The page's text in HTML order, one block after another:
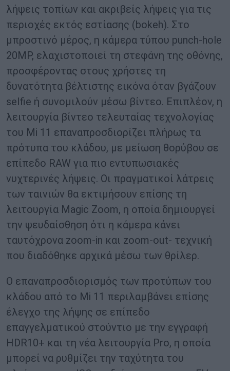
λήψεις τοπίων και ακριβείς λήψεις για τις
περιοχές εκτός εστίασης (bokeh). Στο
μπροστινό μέρος, η κάμερα τύπου punch-hole
20MP, ελαχιστοποιεί τη στεφάνη της οθόνης,
προσφέροντας στους χρήστες τη
δυνατότητα βέλτιστης εικόνα όταν βγάζουν
selfie ή συνομιλούν μέσω βίντεο. Επιπλέον, η
λειτουργία βίντεο τελευταίας τεχνολογίας
του Mi 11 επαναπροσδιορίζει πλήρως τα
πρότυπα του κλάδου, με μείωση θορύβου σε
επίπεδο RAW για πιο εντυπωσιακές
νυχτερινές λήψεις. Οι πραγματικοί λάτρεις
των ταινιών θα εκτιμήσουν επίσης τη
λειτουργία Magic Zoom, η οποία δημιουργεί
την ψευδαίσθηση ότι η κάμερα κάνει
ταυτόχρονα zoom-in και zoom-out- τεχνική
που διαδόθηκε αρχικά μέσω των θρίλερ.
Ο επαναπροσδιορισμός των προτύπων του
κλάδου από το Mi 11 περιλαμβάνει επίσης
έλεγχο της λήψης σε επίπεδο
επαγγελματικού στούντιο με την εγγραφή
HDR10+ και τη νέα λειτουργία Pro, η οποία
μπορεί να ρυθμίζει την ταχύτητα του